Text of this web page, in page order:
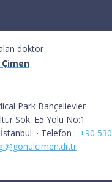
doktor
Çimen
Park Bahçelievler
Sok. E5 Yolu No:1
İstanbul · Telefon : +90 530